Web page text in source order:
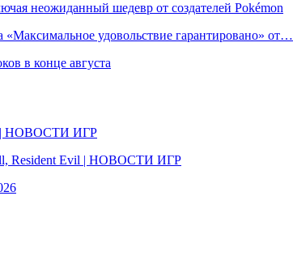
неожиданный шедевр от создателей Pokémon
удовольствие гарантировано» от…
в конце августа
| НОВОСТИ ИГР
Resident Evil | НОВОСТИ ИГР